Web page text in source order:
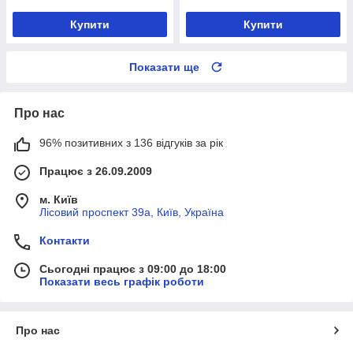
Купити Купити
Показати ще
Про нас
96% позитивних з 136 відгуків за рік
Працює з 26.09.2009
м. Київ
Лісовий проспект 39а, Київ, Україна
Контакти
Сьогодні працює з 09:00 до 18:00
Показати весь графік роботи
Про нас